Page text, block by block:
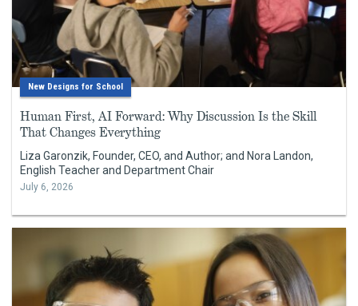
New Designs for School
Human First, AI Forward: Why Discussion Is the Skill
That Changes Everything
Liza Garonzik, Founder, CEO, and Author; and Nora Landon,
English Teacher and Department Chair
July 6, 2026